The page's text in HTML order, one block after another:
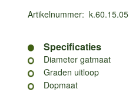
Artikelnummer: k.60.15.05
Specificaties
Diameter gatmaat
Graden uitloop
Dopmaat